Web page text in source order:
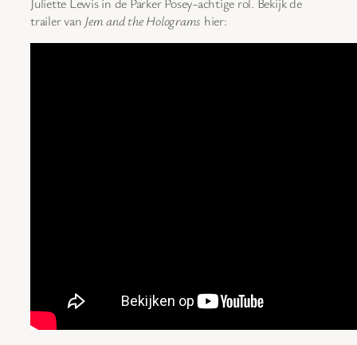
trailer van Jem and the Holograms hier: